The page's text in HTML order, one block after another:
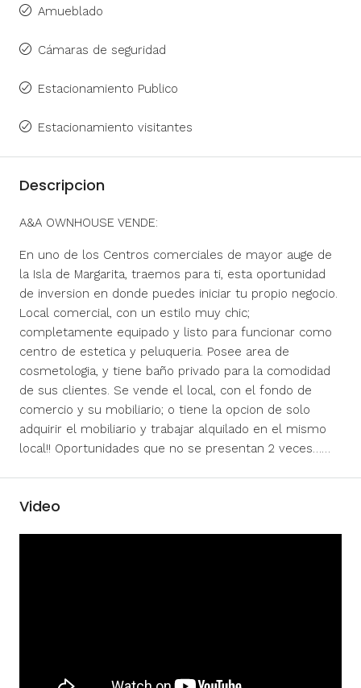
Amueblado
Cámaras de seguridad
Estacionamiento Publico
Estacionamiento visitantes
Descripcion
A&A OWNHOUSE VENDE:
En uno de los Centros comerciales de mayor auge de
la Isla de Margarita, traemos para ti, esta oportunidad
de inversion en donde puedes iniciar tu propio negocio.
Local comercial, con un estilo muy chic;
completamente equipado y listo para funcionar como
centro de estetica y peluqueria. Posee area de
cosmetologia, y tiene baño privado para la comodidad
de sus clientes. Se vende el local, con el fondo de
comercio y su mobiliario; o tiene la opcion de solo
adquirir el mobiliario y trabajar alquilado en el mismo
local!! Oportunidades que no se presentan 2 veces……
Video